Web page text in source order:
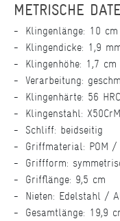
METRISCHE
Klingenlänge: 10 cm
Klingendicke: 1,9
Klingenhöhe: 1,7 cm
Verarbeitung:
Klingenhärte: 56 HRC
Klingenstahl:
Schliff: beidseitig
Griffmaterial: POM
Griffform:
Grifflänge: 9,5 cm
Nieten: Edelstahl /
Gesamtlänge: 19,9